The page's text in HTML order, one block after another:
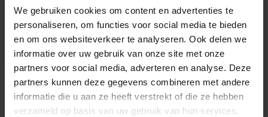
We gebruiken cookies om content en advertenties te
personaliseren, om functies voor social media te bieden
en om ons websiteverkeer te analyseren. Ook delen we
informatie over uw gebruik van onze site met onze
partners voor social media, adverteren en analyse. Deze
partners kunnen deze gegevens combineren met andere
informatie die u aan ze heeft verstrekt of die ze hebben
verzameld op basis van uw gebruik van hun services.
Poggio Le Volpi Donnaluce
€19,95
Toon: 12